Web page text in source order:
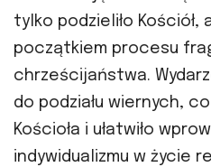
tylko podzieliło Kościół,
początkiem procesu
chrześcijaństwa.
do podziału wiernych,
Kościoła i ułatwiło
indywidualizmu w życie